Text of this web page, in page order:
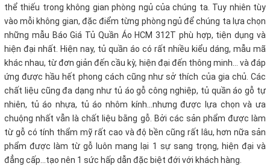
thể thiếu trong không gian phòng ngủ của chúng ta. Tuy nhiên tùy
vào mỗi không gian, đặc điểm từng phòng ngủ để chúng ta lựa chọn
những mẫu Báo Giá Tủ Quần Áo HCM 312T phù hợp, tiện dụng và
hiện đại nhất. Hiện nay, tủ quần áo có rất nhiều kiểu dáng, mẫu mã
khác nhau, từ đơn giản đến cầu kỳ, hiện đại đến thông minh... và đáp
ứng được hầu hết phong cách cũng như sở thích của gia chủ. Các
chất liệu cũng đa dạng như tủ áo gỗ công nghiệp, tủ quần áo gỗ tự
nhiên, tủ áo nhựa, tủ áo nhôm kính...nhưng được lựa chọn và ưa
chuộng nhất vẫn là chất liệu bằng gỗ. Bởi các sản phẩm được làm
từ gỗ có tính thẩm mỹ rất cao và độ bền cũng rất lâu, hơn nữa sản
phẩm được làm từ gỗ luôn mang lại 1 sự sang trọng, hiện đại và
đẳng cấp...tạo nên 1 sức hấp dẫn đặc biệt đới với khách hàng.